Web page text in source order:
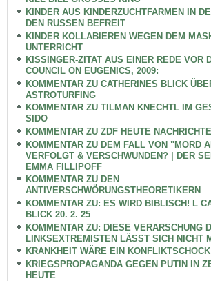
KINDER AUS KINDERZUCHTFARMEN IN
DEN RUSSEN BEFREIT
KINDER KOLLABIEREN WEGEN DEM
UNTERRICHT
KISSINGER-ZITAT AUS EINER REDE VOR
COUNCIL ON EUGENICS, 2009:
KOMMENTAR ZU CATHERINES BLICK
ASTROTURFING
KOMMENTAR ZU TILMAN KNECHTL IM
SIDO
KOMMENTAR ZU ZDF HEUTE
KOMMENTAR ZU DEM FALL VON "MORD
VERFOLGT & VERSCHWUNDEN? | DER
EMMA FILLIPOFF
KOMMENTAR ZU DEN
ANTIVERSCHWÖRUNGSTHEORETIKERN
KOMMENTAR ZU: ES WIRD BIBLISCH! L
BLICK 20. 2. 25
KOMMENTAR ZU: DIESE VERARSCHUNG
LINKSEXTREMISTEN LÄSST SICH NICHT
KRANKHEIT WÄRE EIN
KRIEGSPROPAGANDA GEGEN PUTIN IN
HEUTE